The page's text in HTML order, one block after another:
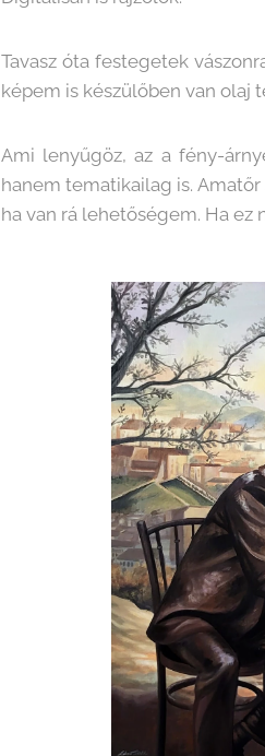
Tavasz óta festegetek
képem is készülőben van olaj
Ami lenyűgöz, az a fény-
hanem tematikailag is.
ha van rá lehetőségem. Ha